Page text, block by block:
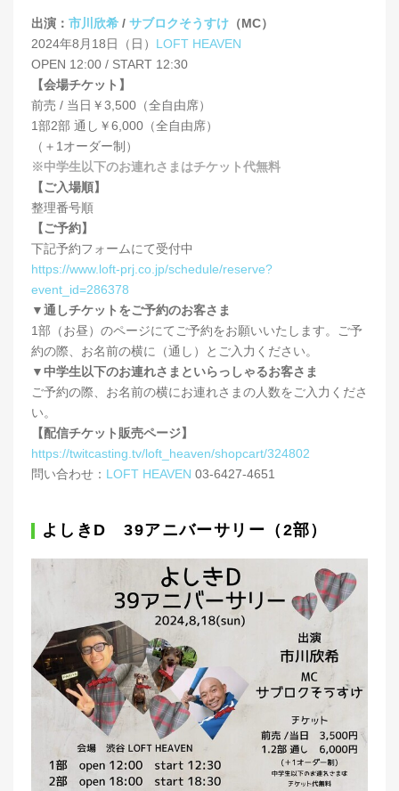
出演： 市川欣希 / サブロクそうすけ （MC）
2024年8月18日（日） LOFT HEAVEN
OPEN 12:00 / START 12:30
【会場チケット】
前売 / 当日￥3,500（全自由席）
1部2部 通し￥6,000（全自由席）
（＋1オーダー制）
※中学生以下のお連れさまはチケット代無料
【ご入場順】
整理番号順
【ご予約】
下記予約フォームにて受付中
https://www.loft-prj.co.jp/schedule/reserve?
event_id=286378
▼通しチケットをご予約のお客さま
1部（お昼）のページにてご予約をお願いいたします。ご予
約の際、お名前の横に（通し）とご入力ください。
▼中学生以下のお連れさまといらっしゃるお客さま
ご予約の際、お名前の横にお連れさまの人数をご入力くださ
い。
【配信チケット販売ページ】
https://twitcasting.tv/loft_heaven/shopcart/324802
問い合わせ： LOFT HEAVEN 03-6427-4651
よしきD 39アニバーサリー（2部）